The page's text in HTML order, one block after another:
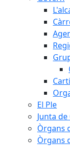
El Ple
Junta
Òrgans
Òrgans